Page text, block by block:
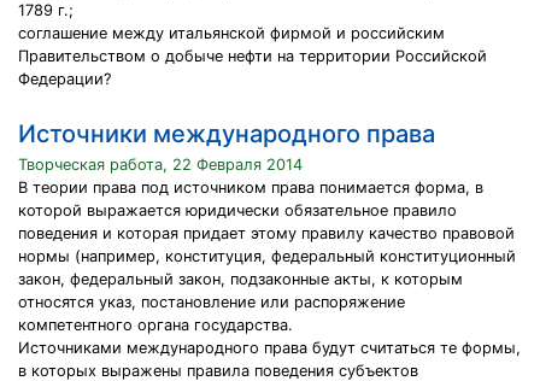
1789 г.;
соглашение между итальянской фирмой и российским
Правительством о добыче нефти на территории Российской
Федерации?
Источники международного права
Творческая работа, 22 Февраля 2014
В теории права под источником права понимается форма, в
которой выражается юридически обязательное правило
поведения и которая придает этому правилу качество правовой
нормы (например, конституция, федеральный конституционный
закон, федеральный закон, подзаконные акты, к которым
относятся указ, постановление или распоряжение
компетентного органа государства.
Источниками международного права будут считаться те формы,
в которых выражены правила поведения субъектов